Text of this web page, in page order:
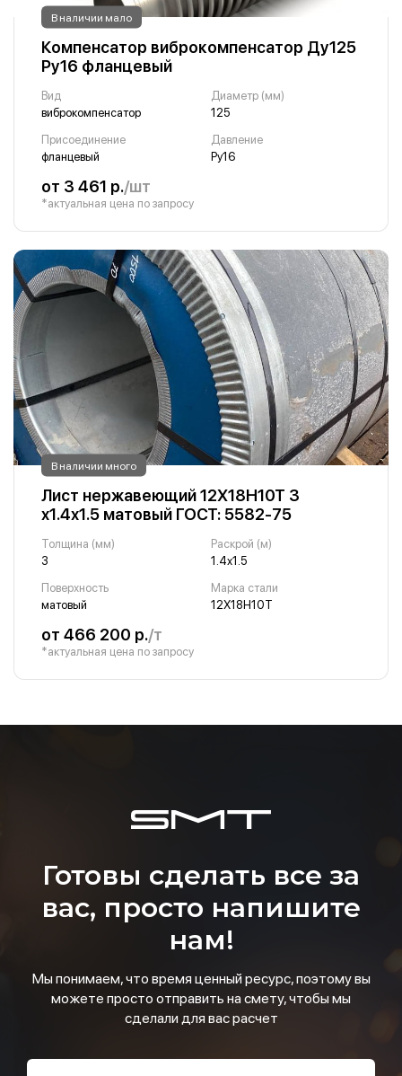
В наличии мало
Компенсатор виброкомпенсатор Ду125
Ру16 фланцевый
Вид
виброкомпенсатор
Диаметр (мм)
125
Присоединение
фланцевый
Давление
Ру16
от 3 461 р./шт
*актуальная цена по запросу
В наличии много
Лист нержавеющий 12Х18Н10Т 3
х1.4х1.5 матовый ГОСТ: 5582-75
Толщина (мм)
3
Раскрой (м)
1.4х1.5
Поверхность
матовый
Марка стали
12Х18Н10Т
от 466 200 р./т
*актуальная цена по запросу
Готовы сделать все за
вас, просто напишите
нам!
Мы понимаем, что время ценный ресурс, поэтому вы
можете просто отправить на смету, чтобы мы
сделали для вас расчет